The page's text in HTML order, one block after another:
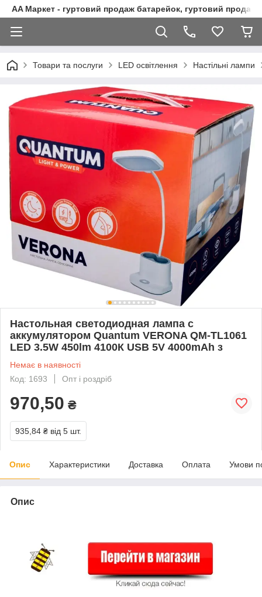
AA Маркет - гуртовий продаж батарейок, гуртовий продаж
Товари та послуги LED освітлення Настільні лампи
Настольная светодиодная лампа с
аккумулятором Quantum VERONA QM-TL1061
LED 3.5W 450lm 4100К USB 5V 4000mAh з
Немає в наявності
Код: 1693
Опт і роздріб
970,50 ₴
935,84 ₴ від 5 шт.
Опис Характеристики Доставка Оплата Умови
Опис